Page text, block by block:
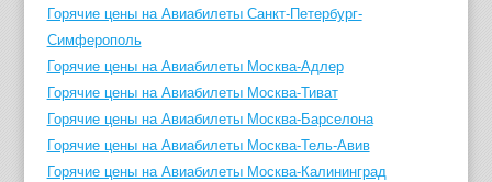
Горячие цены на Авиабилеты Санкт-Петербург-
Симферополь
Горячие цены на Авиабилеты Москва-Адлер
Горячие цены на Авиабилеты Москва-Тиват
Горячие цены на Авиабилеты Москва-Барселона
Горячие цены на Авиабилеты Москва-Тель-Авив
Горячие цены на Авиабилеты Москва-Калининград